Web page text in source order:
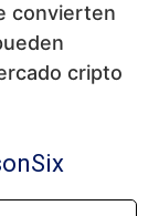
convierten
cripto